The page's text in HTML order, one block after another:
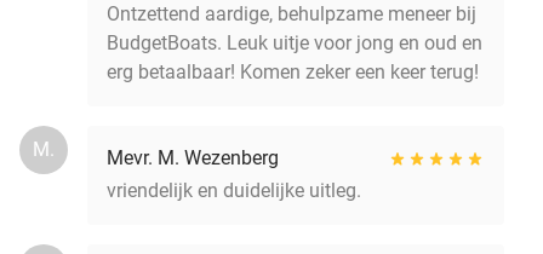
Ontzettend aardige, behulpzame meneer bij
BudgetBoats. Leuk uitje voor jong en oud en
erg betaalbaar! Komen zeker een keer terug!
M.
Mevr. M. Wezenberg
vriendelijk en duidelijke uitleg.